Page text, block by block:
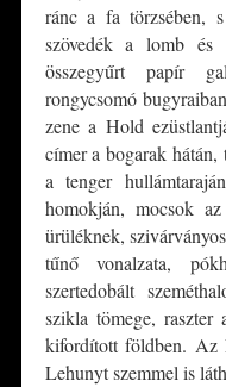
ránc a fa törzsében,
szövedék a lomb és
összegyűrt papír
rongycsomó
zene a Hold
címer a bogarak
a tenger
homokján, mocsok
ürüléknek,
tűnő vonalzata,
szertedobált
szikla tömege, raszter
kifordított földben. Az
Lehunyt szemmel is